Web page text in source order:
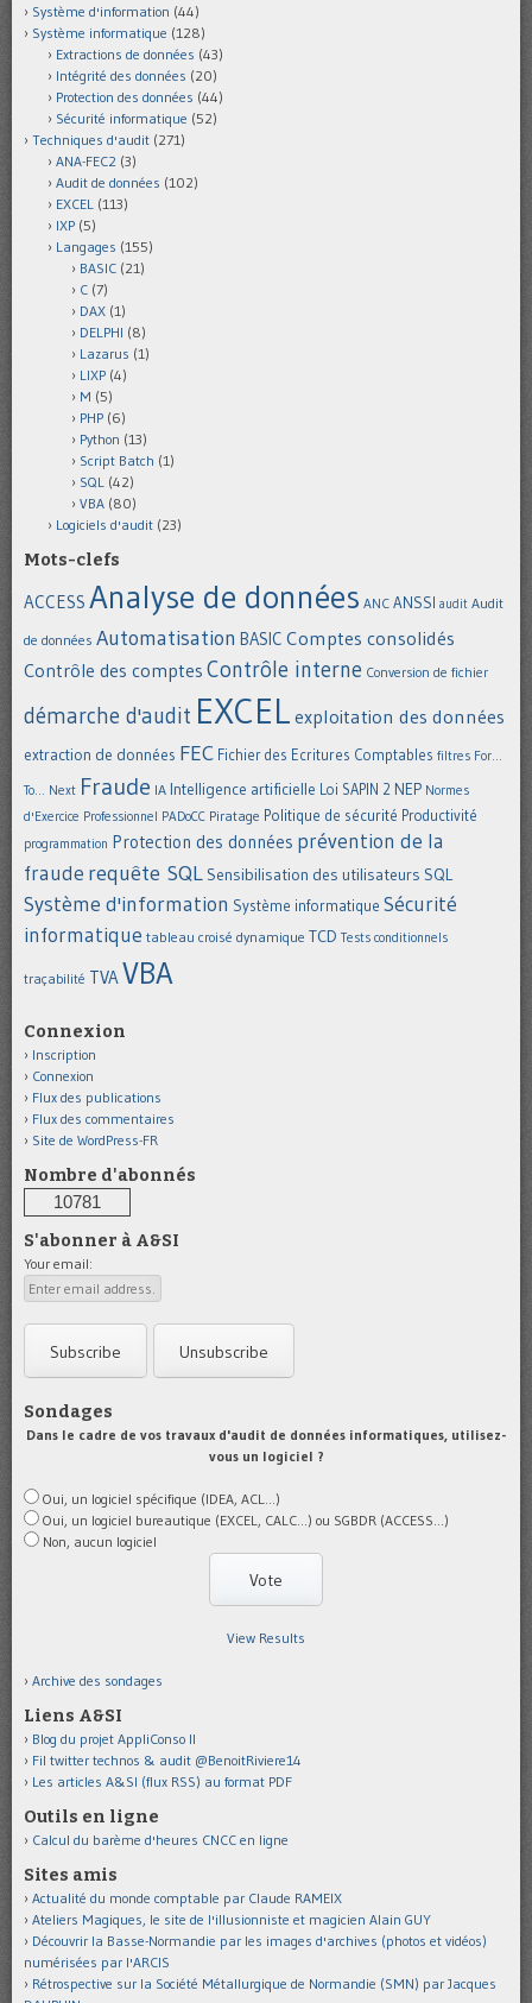
Système d'information (44)
Système informatique (128)
Extractions de données (43)
Intégrité des données (20)
Protection des données (44)
Sécurité informatique (52)
Techniques d'audit (271)
ANA-FEC2 (3)
Audit de données (102)
EXCEL (113)
IXP (5)
Langages (155)
BASIC (21)
C (7)
DAX (1)
DELPHI (8)
Lazarus (1)
LIXP (4)
M (5)
PHP (6)
Python (13)
Script Batch (1)
SQL (42)
VBA (80)
Logiciels d'audit (23)
Mots-clefs
ACCESS Analyse de données ANC ANSSI audit Audit
de données Automatisation BASIC Comptes consolidés
Contrôle des comptes Contrôle interne Conversion de fichier
démarche d'audit EXCEL exploitation des données
extraction de données FEC Fichier des Ecritures Comptables filtres For...
To... Next Fraude IA Intelligence artificielle Loi SAPIN 2 NEP Normes
d'Exercice Professionnel PADoCC Piratage Politique de sécurité Productivité
programmation Protection des données prévention de la
fraude requête SQL Sensibilisation des utilisateurs SQL
Système d'information Système informatique Sécurité
informatique tableau croisé dynamique TCD Tests conditionnels
traçabilité TVAVBA
Connexion
Inscription
Connexion
Flux des publications
Flux des commentaires
Site de WordPress-FR
Nombre d'abonnés
10781
S'abonner à A&SI
Your email:
Sondages
Dans le cadre de vos travaux d'audit de données informatiques, utilisez-
vous un logiciel ?
Oui, un logiciel spécifique (IDEA, ACL...)
Oui, un logiciel bureautique (EXCEL, CALC...) ou SGBDR (ACCESS...)
Non, aucun logiciel
View Results
Archive des sondages
Liens A&SI
Blog du projet AppliConso II
Fil twitter technos & audit @BenoitRiviere14
Les articles A&SI (flux RSS) au format PDF
Outils en ligne
Calcul du barème d'heures CNCC en ligne
Sites amis
Actualité du monde comptable par Claude RAMEIX
Ateliers Magiques, le site de l'illusionniste et magicien Alain GUY
Découvrir la Basse-Normandie par les images d'archives (photos et vidéos)
numérisées par l'ARCIS
Rétrospective sur la Société Métallurgique de Normandie (SMN) par Jacques